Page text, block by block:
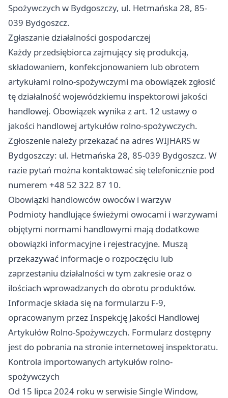
Spożywczych w Bydgoszczy, ul. Hetmańska 28, 85-
039 Bydgoszcz.
Zgłaszanie działalności gospodarczej
Każdy przedsiębiorca zajmujący się produkcją,
składowaniem, konfekcjonowaniem lub obrotem
artykułami rolno-spożywczymi ma obowiązek zgłosić
tę działalność wojewódzkiemu inspektorowi jakości
handlowej. Obowiązek wynika z art. 12 ustawy o
jakości handlowej artykułów rolno-spożywczych.
Zgłoszenie należy przekazać na adres WIJHARS w
Bydgoszczy: ul. Hetmańska 28, 85-039 Bydgoszcz. W
razie pytań można kontaktować się telefonicznie pod
numerem +48 52 322 87 10.
Obowiązki handlowców owoców i warzyw
Podmioty handlujące świeżymi owocami i warzywami
objętymi normami handlowymi mają dodatkowe
obowiązki informacyjne i rejestracyjne. Muszą
przekazywać informacje o rozpoczęciu lub
zaprzestaniu działalności w tym zakresie oraz o
ilościach wprowadzanych do obrotu produktów.
Informacje składa się na formularzu F-9,
opracowanym przez Inspekcję Jakości Handlowej
Artykułów Rolno-Spożywczych. Formularz dostępny
jest do pobrania na stronie internetowej inspektoratu.
Kontrola importowanych artykułów rolno-
spożywczych
Od 15 lipca 2024 roku w serwisie Single Window,